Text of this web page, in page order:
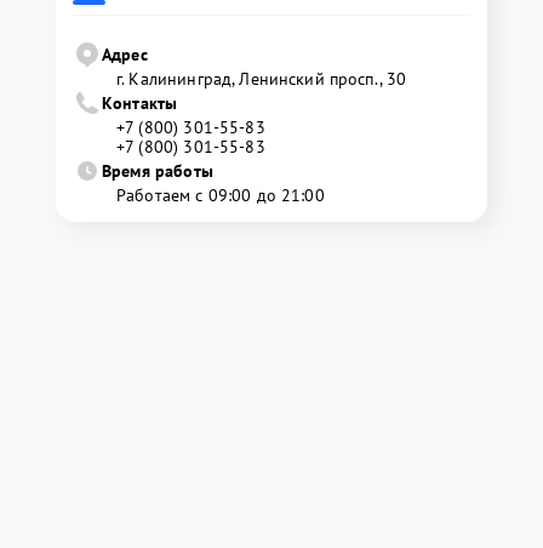
Адрес
г. Калининград, Ленинский просп., 30
Контакты
+7 (800) 301-55-83
+7 (800) 301-55-83
Время работы
Работаем с 09:00 до 21:00